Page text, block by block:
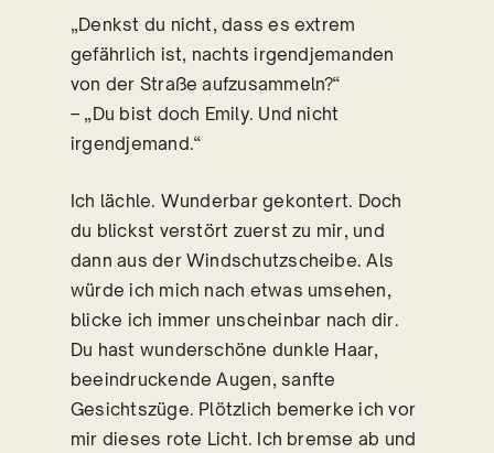
„Denkst du nicht, dass es extrem
gefährlich ist, nachts irgendjemanden
von der Straße aufzusammeln?“
– „Du bist doch Emily. Und nicht
irgendjemand.“
Ich lächle. Wunderbar gekontert. Doch
du blickst verstört zuerst zu mir, und
dann aus der Windschutzscheibe. Als
würde ich mich nach etwas umsehen,
blicke ich immer unscheinbar nach dir.
Du hast wunderschöne dunkle Haar,
beeindruckende Augen, sanfte
Gesichtszüge. Plötzlich bemerke ich vor
mir dieses rote Licht. Ich bremse ab und